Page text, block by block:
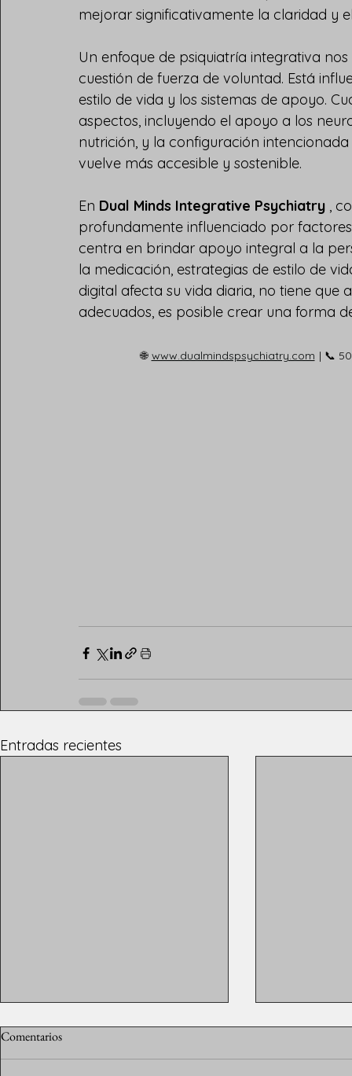
mejorar significativamente la claridad y
Un enfoque de psiquiatría integrativa
cuestión de fuerza de voluntad. Está
estilo de vida y los sistemas de apoyo.
aspectos, incluyendo el apoyo a los
nutrición, y la configuración
vuelve más accesible y sostenible.
En Dual Minds Integrative Psychiatry ,
profundamente influenciado por
centra en brindar apoyo integral a la
la medicación, estrategias de estilo de
digital afecta su vida diaria, no tiene
adecuados, es posible crear una forma
🌐 www.dualmindspsychiatry.com | 📞
Entradas recientes
Comentarios